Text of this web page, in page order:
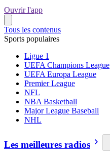
Ouvrir l'app
Tous les contenus
Sports populaires
Ligue 1
UEFA Champions League
UEFA Europa League
Premier League
NFL
NBA Basketball
Major League Baseball
NHL
Les meilleures radios